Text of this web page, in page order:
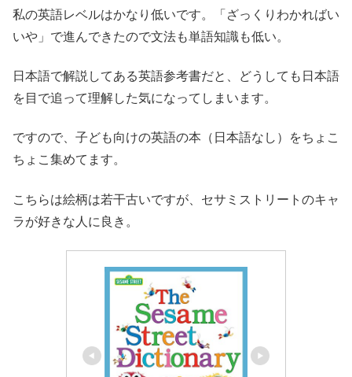
私の英語レベルはかなり低いです。「ざっくりわかればい
いや」で進んできたので文法も単語知識も低い。
日本語で解説してある英語参考書だと、どうしても日本語
を目で追って理解した気になってしまいます。
ですので、子ども向けの英語の本（日本語なし）をちょこ
ちょこ集めてます。
こちらは絵柄は若干古いですが、セサミストリートのキャ
ラが好きな人に良き。